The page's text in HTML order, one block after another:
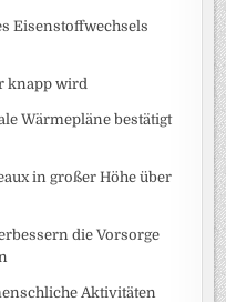
Eisenstoffwechsels
knapp wird
Wärmepläne bestätigt
in großer Höhe über
die Vorsorge
Aktivitäten